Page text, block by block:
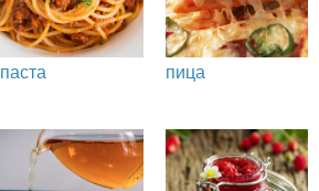
паста пица